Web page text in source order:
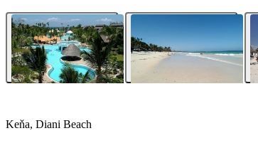
Keňa, Diani Beach